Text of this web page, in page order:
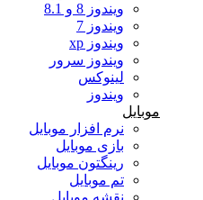
ویندوز 8 و 8.1
ویندوز 7
ویندوز xp
ویندوز سرور
لینوکس
ویندوز
نرم افزار موبایل
بازی موبایل
رینگتون موبایل
تم موبایل
نقشه موبایل